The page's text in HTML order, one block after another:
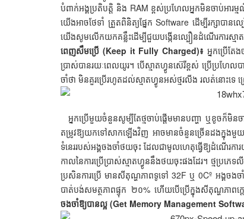
បំពាក់អង្គប្រតិបត្តិ និង RAM ខ្ពស់ប្រហែលអ្នកមិនចាប់អ
យើងអាចថែទាំ ត្រួតពិនិត្យផ្នែក Software ដើម្បីរក្សាបា
យើងសូមលើកយកគន្លឹះដើម្បីជួយបង្កើនល្បឿនដំណើរការ
ពេញសឹមប្រើ (Keep it Fully Charged)៖ អ្នកប្រើត
ប្រាស់បានរយៈពេលយូរ។ បើស្មាតហ្វូនស៊េរីខ្ពស់ ប្រើប្រហ
ចាំថា មិនគួរប្រើរហូតដល់ស្មាតហ្វូនអស់ថ្មរលីង រលត់នោះទេ ព្
អ្នកប្រើមួយចំនួនសូម្បីតែថ្មចាប់ផ្ដើមមានបញ្ហា ឬខូចក៏មិនច
តម្រូវឱ្យយកទៅសាកឡើងវិញ អាចមានចំនួនច្រើនដងក្នុងមួយ
ទំនេររបស់អង្គចងចាំថយចុះ ដែលជាមូលហេតុធ្វើឱ្យដំណើរ
កាលនៃការប្រើប្រាស់ស្មាតហ្វូននឹងថយចុះផងដែរ។ ថ្មប្រភ
ប្រសិនការប្រើ មានសីតុណ្ហភាពទូទៅ 32F ឬ 0Cº អង្គចង
បាត់បង់សមត្ថភាពផ្ទុក ២០% ហើយបើប្រើក្នុងសីតុណ្ហភាព
ចងចាំឱ្យបានល្អ (Get Memory Management